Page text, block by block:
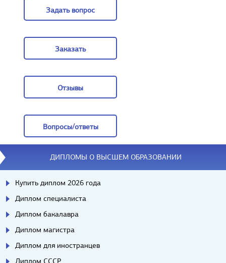
Задать вопрос
Заказать
Отзывы
Вопросы/ответы
Вопросы/ответы
ДИПЛОМЫ О ВЫСШЕМ ОБРАЗОВАНИИ
Купить диплом 2026 года
Диплом специалиста
Диплом бакалавра
Диплом магистра
Диплом для иностранцев
Диплом СССР